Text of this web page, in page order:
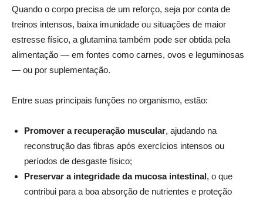
Quando o corpo precisa de um reforço, seja por conta de
treinos intensos, baixa imunidade ou situações de maior
estresse físico, a glutamina também pode ser obtida pela
alimentação — em fontes como carnes, ovos e leguminosas
— ou por suplementação.
Entre suas principais funções no organismo, estão:
Promover a recuperação muscular, ajudando na
reconstrução das fibras após exercícios intensos ou
períodos de desgaste físico;
Preservar a integridade da mucosa intestinal, o que
contribui para a boa absorção de nutrientes e proteção